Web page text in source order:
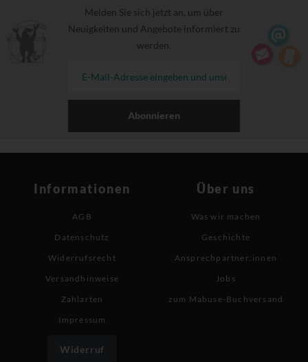
Melden Sie sich jetzt an, um über
Neuigkeiten und Angebote informiert zu
werden.
Abonnieren
Informationen
AGB
Datenschutz
Widerrufsrecht
Versandhinweise
Zahlarten
Impressum
Widerruf
Über uns
Was wir machen
Geschichte
Ansprechpartner:innen
Jobs
zum Mabuse-Buchversand